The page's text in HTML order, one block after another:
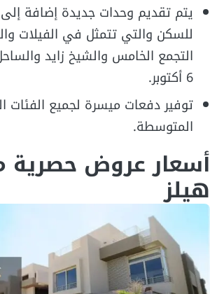
يتم تقديم وحدات جديدة إضافة
للسكن والتي تتمثل في الفيلات
التجمع الخامس والشيخ زايد
6 أكتوبر.
توفير دفعات ميسرة لجميع
المتوسطة.
أسعار عروض حصرية
هيلز